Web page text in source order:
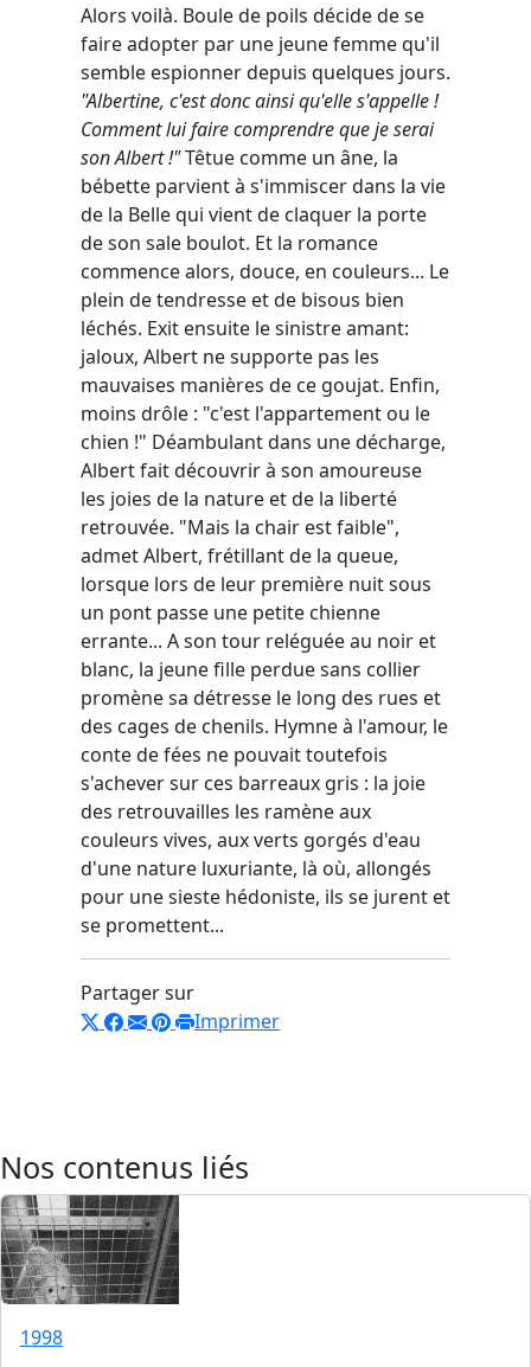
Alors voilà. Boule de poils décide de se
faire adopter par une jeune femme qu'il
semble espionner depuis quelques jours.
"Albertine, c'est donc ainsi qu'elle s'appelle !
Comment lui faire comprendre que je serai
son Albert !"Têtue comme un âne, la
bébette parvient à s'immiscer dans la vie
de la Belle qui vient de claquer la porte
de son sale boulot. Et la romance
commence alors, douce, en couleurs... Le
plein de tendresse et de bisous bien
léchés. Exit ensuite le sinistre amant:
jaloux, Albert ne supporte pas les
mauvaises manières de ce goujat. Enfin,
moins drôle : "c'est l'appartement ou le
chien !" Déambulant dans une décharge,
Albert fait découvrir à son amoureuse
les joies de la nature et de la liberté
retrouvée. "Mais la chair est faible",
admet Albert, frétillant de la queue,
lorsque lors de leur première nuit sous
un pont passe une petite chienne
errante... A son tour reléguée au noir et
blanc, la jeune fille perdue sans collier
promène sa détresse le long des rues et
des cages de chenils. Hymne à l'amour, le
conte de fées ne pouvait toutefois
s'achever sur ces barreaux gris : la joie
des retrouvailles les ramène aux
couleurs vives, aux verts gorgés d'eau
d'une nature luxuriante, là où, allongés
pour une sieste hédoniste, ils se jurent et
se promettent...
Partager sur
Imprimer
Nos contenus liés
1998